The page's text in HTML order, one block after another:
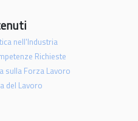
nell'Industria
Richieste
sulla Forza Lavoro
del Lavoro